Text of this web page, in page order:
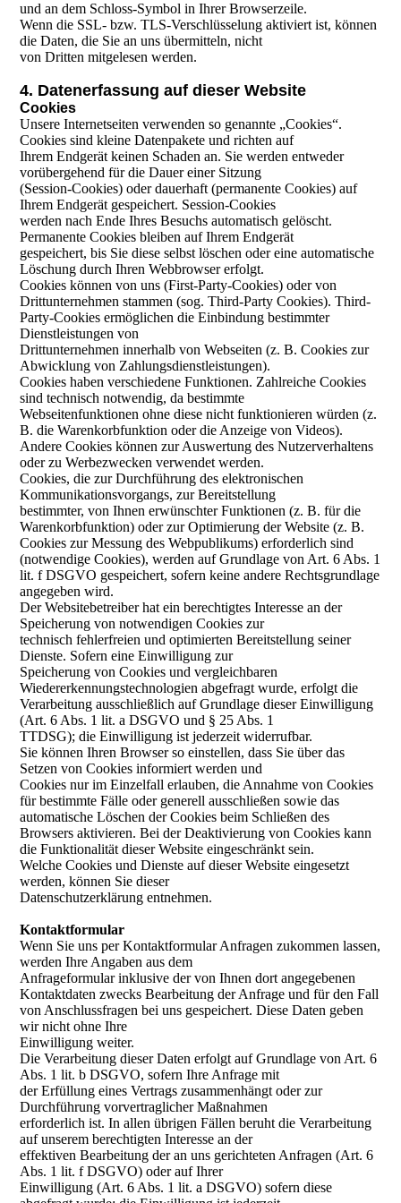
und an dem Schloss-Symbol in Ihrer Browserzeile.
Wenn die SSL- bzw. TLS-Verschlüsselung aktiviert ist, können
die Daten, die Sie an uns übermitteln, nicht
von Dritten mitgelesen werden.
4. Datenerfassung auf dieser Website
Cookies
Unsere Internetseiten verwenden so genannte „Cookies“.
Cookies sind kleine Datenpakete und richten auf
Ihrem Endgerät keinen Schaden an. Sie werden entweder
vorübergehend für die Dauer einer Sitzung
(Session-Cookies) oder dauerhaft (permanente Cookies) auf
Ihrem Endgerät gespeichert. Session-Cookies
werden nach Ende Ihres Besuchs automatisch gelöscht.
Permanente Cookies bleiben auf Ihrem Endgerät
gespeichert, bis Sie diese selbst löschen oder eine automatische
Löschung durch Ihren Webbrowser erfolgt.
Cookies können von uns (First-Party-Cookies) oder von
Drittunternehmen stammen (sog. Third-Party Cookies). Third-
Party-Cookies ermöglichen die Einbindung bestimmter
Dienstleistungen von
Drittunternehmen innerhalb von Webseiten (z. B. Cookies zur
Abwicklung von Zahlungsdienstleistungen).
Cookies haben verschiedene Funktionen. Zahlreiche Cookies
sind technisch notwendig, da bestimmte
Webseitenfunktionen ohne diese nicht funktionieren würden (z.
B. die Warenkorbfunktion oder die Anzeige von Videos).
Andere Cookies können zur Auswertung des Nutzerverhaltens
oder zu Werbezwecken verwendet werden.
Cookies, die zur Durchführung des elektronischen
Kommunikationsvorgangs, zur Bereitstellung
bestimmter, von Ihnen erwünschter Funktionen (z. B. für die
Warenkorbfunktion) oder zur Optimierung der Website (z. B.
Cookies zur Messung des Webpublikums) erforderlich sind
(notwendige Cookies), werden auf Grundlage von Art. 6 Abs. 1
lit. f DSGVO gespeichert, sofern keine andere Rechtsgrundlage
angegeben wird.
Der Websitebetreiber hat ein berechtigtes Interesse an der
Speicherung von notwendigen Cookies zur
technisch fehlerfreien und optimierten Bereitstellung seiner
Dienste. Sofern eine Einwilligung zur
Speicherung von Cookies und vergleichbaren
Wiedererkennungstechnologien abgefragt wurde, erfolgt die
Verarbeitung ausschließlich auf Grundlage dieser Einwilligung
(Art. 6 Abs. 1 lit. a DSGVO und § 25 Abs. 1
TTDSG); die Einwilligung ist jederzeit widerrufbar.
Sie können Ihren Browser so einstellen, dass Sie über das
Setzen von Cookies informiert werden und
Cookies nur im Einzelfall erlauben, die Annahme von Cookies
für bestimmte Fälle oder generell ausschließen sowie das
automatische Löschen der Cookies beim Schließen des
Browsers aktivieren. Bei der Deaktivierung von Cookies kann
die Funktionalität dieser Website eingeschränkt sein.
Welche Cookies und Dienste auf dieser Website eingesetzt
werden, können Sie dieser
Datenschutzerklärung entnehmen.
Kontaktformular
Wenn Sie uns per Kontaktformular Anfragen zukommen lassen,
werden Ihre Angaben aus dem
Anfrageformular inklusive der von Ihnen dort angegebenen
Kontaktdaten zwecks Bearbeitung der Anfrage und für den Fall
von Anschlussfragen bei uns gespeichert. Diese Daten geben
wir nicht ohne Ihre
Einwilligung weiter.
Die Verarbeitung dieser Daten erfolgt auf Grundlage von Art. 6
Abs. 1 lit. b DSGVO, sofern Ihre Anfrage mit
der Erfüllung eines Vertrags zusammenhängt oder zur
Durchführung vorvertraglicher Maßnahmen
erforderlich ist. In allen übrigen Fällen beruht die Verarbeitung
auf unserem berechtigten Interesse an der
effektiven Bearbeitung der an uns gerichteten Anfragen (Art. 6
Abs. 1 lit. f DSGVO) oder auf Ihrer
Einwilligung (Art. 6 Abs. 1 lit. a DSGVO) sofern diese